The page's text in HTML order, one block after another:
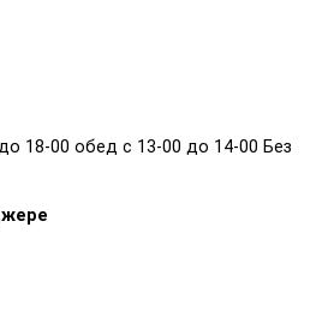
18-00 обед с 13-00 до 14-00 Без